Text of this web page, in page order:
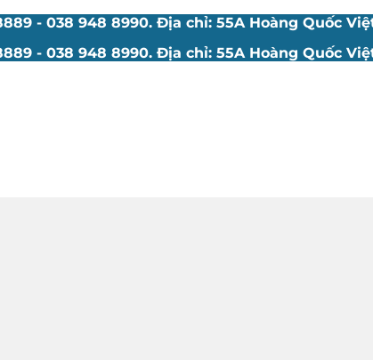
- 038 948 8990. Địa chỉ: 55A Hoàng Quốc
- 038 948 8990. Địa chỉ: 55A Hoàng Quốc